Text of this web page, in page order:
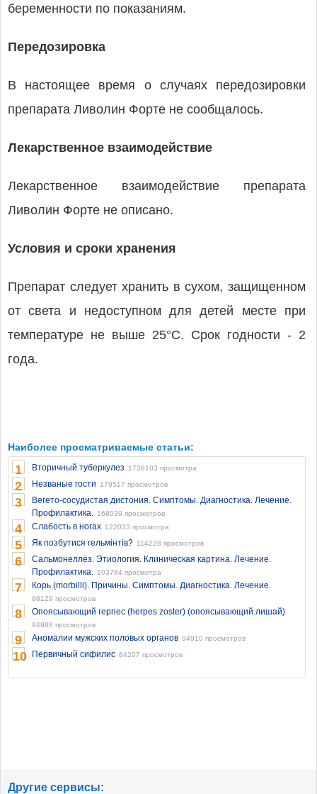
беременности по показаниям.
Передозировка
В настоящее время о случаях передозировки
препарата Ливолин Форте не сообщалось.
Лекарственное взаимодействие
Лекарственное взаимодействие препарата
Ливолин Форте не описано.
Условия и сроки хранения
Препарат следует хранить в сухом, защищенном
от света и недоступном для детей месте при
температуре не выше 25°C. Срок годности - 2
года.
Наиболее просматриваемые статьи:
1 Вторичный туберкулез 1736103 просмотра
2 Незваные гости 179517 просмотров
3
Вегето-сосудистая дистония. Симптомы. Диагностика. Лечение.
Профилактика. 168039 просмотров
4 Слабость в ногах 122033 просмотра
5 Як позбутися гельмінтів? 114228 просмотров
6
Сальмонеллёз. Этиология. Клиническая картина. Лечение.
Профилактика. 103784 просмотра
7 Корь (morbilli). Причины. Симптомы. Диагностика. Лечение.
98129 просмотров
8 Опоясывающий герпес (herpes zoster) (опоясывающий лишай)
94988 просмотров
9 Аномалии мужских половых органов 94910 просмотров
10 Первичный сифилис 84207 просмотров
Другие сервисы: